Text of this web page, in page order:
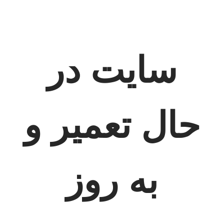
سایت در
حال تعمیر و
به روز